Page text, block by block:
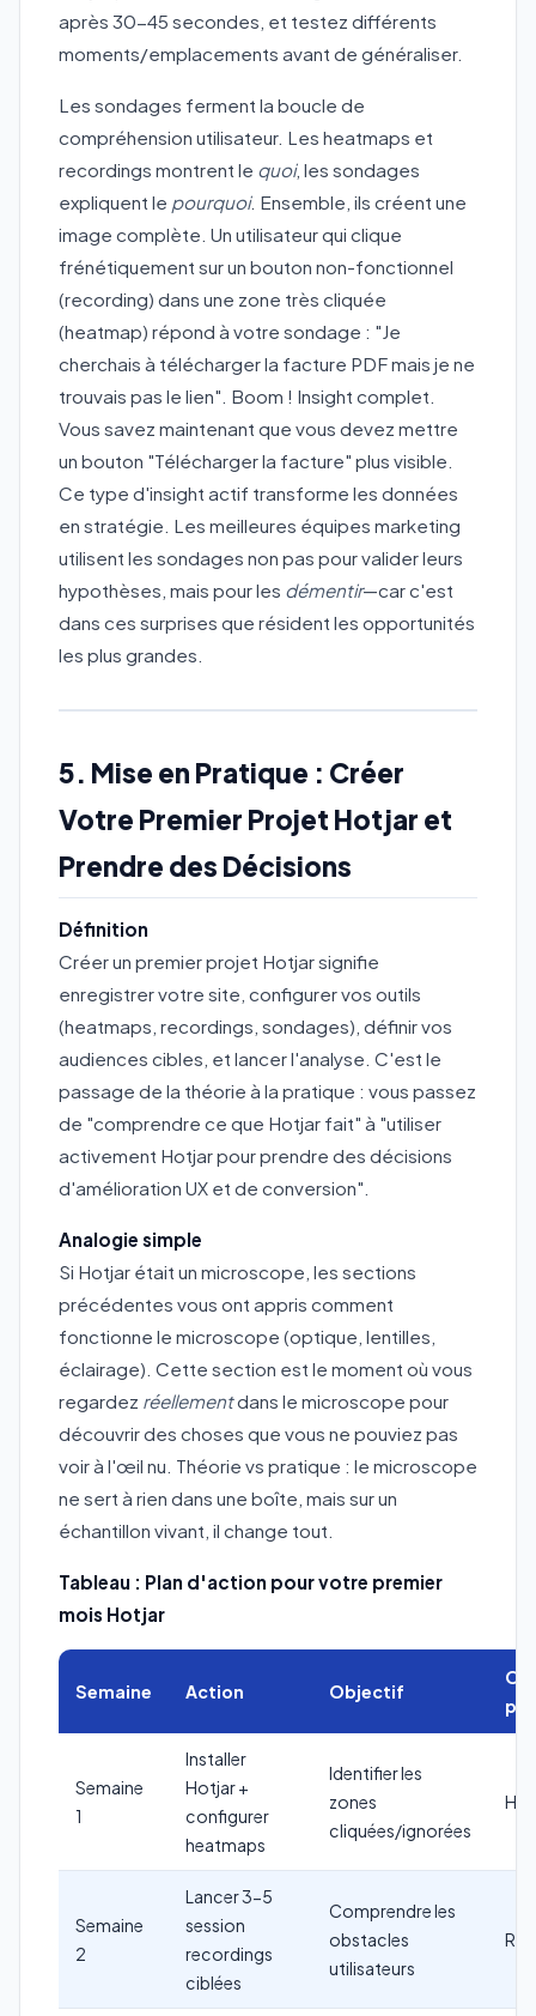
après 30-45 secondes, et testez différents
moments/emplacements avant de généraliser.
Les sondages ferment la boucle de
compréhension utilisateur. Les heatmaps et
recordings montrent le quoi, les sondages
expliquent le pourquoi. Ensemble, ils créent une
image complète. Un utilisateur qui clique
frénétiquement sur un bouton non-fonctionnel
(recording) dans une zone très cliquée
(heatmap) répond à votre sondage : "Je
cherchais à télécharger la facture PDF mais je ne
trouvais pas le lien". Boom ! Insight complet.
Vous savez maintenant que vous devez mettre
un bouton "Télécharger la facture" plus visible.
Ce type d'insight actif transforme les données
en stratégie. Les meilleures équipes marketing
utilisent les sondages non pas pour valider leurs
hypothèses, mais pour les démentir—car c'est
dans ces surprises que résident les opportunités
les plus grandes.
5. Mise en Pratique : Créer
Votre Premier Projet Hotjar et
Prendre des Décisions
Définition
Créer un premier projet Hotjar signifie
enregistrer votre site, configurer vos outils
(heatmaps, recordings, sondages), définir vos
audiences cibles, et lancer l'analyse. C'est le
passage de la théorie à la pratique : vous passez
de "comprendre ce que Hotjar fait" à "utiliser
activement Hotjar pour prendre des décisions
d'amélioration UX et de conversion".
Analogie simple
Si Hotjar était un microscope, les sections
précédentes vous ont appris comment
fonctionne le microscope (optique, lentilles,
éclairage). Cette section est le moment où vous
regardez réellementdans le microscope pour
découvrir des choses que vous ne pouviez pas
voir à l'œil nu. Théorie vs pratique : le microscope
ne sert à rien dans une boîte, mais sur un
échantillon vivant, il change tout.
Tableau : Plan d'action pour votre premier
mois Hotjar
Semaine Action Objectif
Semaine
1
Installer
Hotjar +
configurer
heatmaps
Identifier les
zones
cliquées/ignorées
Semaine
2
Lancer 3-5
session
recordings
ciblées
Comprendre les
obstacles
utilisateurs